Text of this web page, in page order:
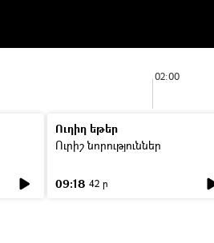
02:00
Ուղիղ եթեր
Ուրիշ նորություններ
09:18 42 ր